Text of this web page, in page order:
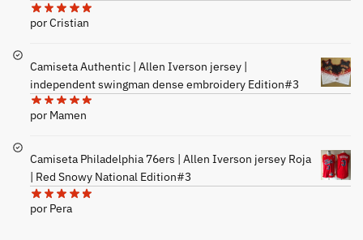
por Cristian
Camiseta Authentic | Allen Iverson jersey |
independent swingman dense embroidery Edition#3
por Mamen
Camiseta Philadelphia 76ers | Allen Iverson jersey Roja
| Red Snowy National Edition#3
por Pera